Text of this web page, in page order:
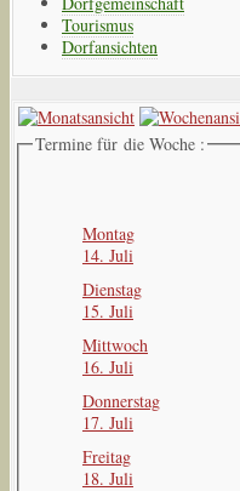
Tourismus
Dorfansichten
Termine für die Woche :
Montag
14. Juli
Dienstag
15. Juli
Mittwoch
16. Juli
Donnerstag
17. Juli
Freitag
18. Juli